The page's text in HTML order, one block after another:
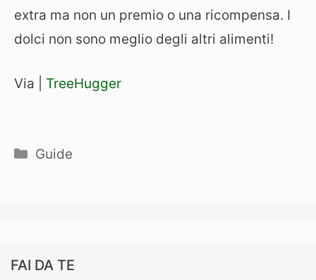
extra ma non un premio o una ricompensa. I
dolci non sono meglio degli altri alimenti!
Via | TreeHugger
Categorie
Guide
FAI DA TE